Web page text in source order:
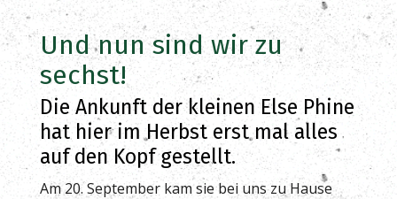
Und nun sind wir zu
sechst!
Die Ankunft der kleinen Else Phine
hat hier im Herbst erst mal alles
auf den Kopf gestellt.
Am 20. September kam sie bei uns zu Hause